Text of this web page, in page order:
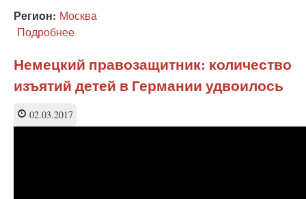
Регион: Москва
Подробнее
право
родителей
может
только
Немецкий правозащитник: количество
изъятий детей в Германии удвоилось
02.03.2017